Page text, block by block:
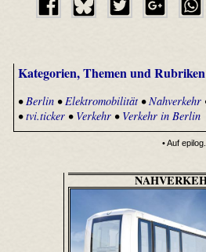
Kategorien, Themen und Rubriken
• Berlin• Elektromobilität•Nahverkehr
•tvi.ticker• Verkehr• Verkehr in Berlin
• Auf